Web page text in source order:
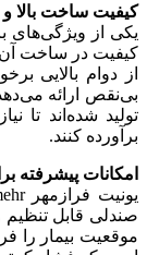
کیفیت ساخت بالا
یکی از ویژگی‌های
کیفیت در ساخت آن
از دوام بالایی
بی‌نقص ارائه
تولید شده‌اند تا
برآورده کنند.
امکانات پیشرفته
صندلی قابل تنظیم
موقعیت بیمار را